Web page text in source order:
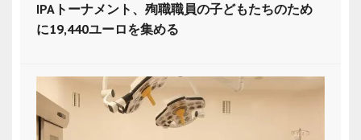
IPAトーナメント、殉職職員の子どもたちのため
に19,440ユーロを集める